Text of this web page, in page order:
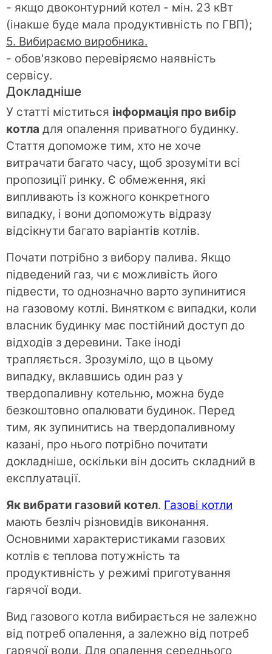
- якщо двоконтурний котел - мін. 23 кВт
(інакше буде мала продуктивність по ГВП);
5. Вибираємо виробника.
- обов'язково перевіряємо наявність
сервісу.
Докладніше
У статті міститься інформація про вибір
котла для опалення приватного будинку.
Стаття допоможе тим, хто не хоче
витрачати багато часу, щоб зрозуміти всі
пропозиції ринку. Є обмеження, які
випливають із кожного конкретного
випадку, і вони допоможуть відразу
відсікнути багато варіантів котлів.
Почати потрібно з вибору палива. Якщо
підведений газ, чи є можливість його
підвести, то однозначно варто зупинитися
на газовому котлі. Винятком є випадки, коли
власник будинку має постійний доступ до
відходів з деревини. Таке іноді
трапляється. Зрозуміло, що в цьому
випадку, вклавшись один раз у
твердопаливну котельню, можна буде
безкоштовно опалювати будинок. Перед
тим, як зупинитись на твердопаливному
казані, про нього потрібно почитати
докладніше, оскільки він досить складний в
експлуатації.
Як вибрати газовий котел. Газові котли
мають безліч різновидів виконання.
Основними характеристиками газових
котлів є теплова потужність та
продуктивність у режимі приготування
гарячої води.
Вид газового котла вибирається не залежно
від потреб опалення, а залежно від потреб
гарячої води. Для опалення середнього